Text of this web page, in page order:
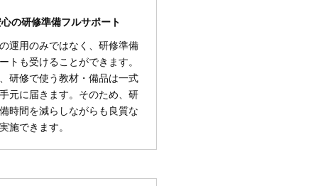
の研修準備フルサポート
運用のみではなく、研修準備
トも受けることができます。
研修で使う教材・備品は一式
元に届きます。そのため、研
時間を減らしながらも良質な
施できます。